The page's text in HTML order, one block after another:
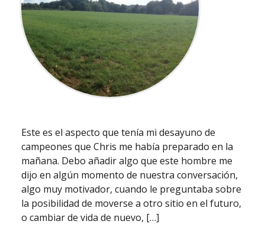
Este es el aspecto que tenía mi desayuno de
campeones que Chris me había preparado en la
mañana. Debo añadir algo que este hombre me
dijo en algún momento de nuestra conversación,
algo muy motivador, cuando le preguntaba sobre
la posibilidad de moverse a otro sitio en el futuro,
o cambiar de vida de nuevo, […]